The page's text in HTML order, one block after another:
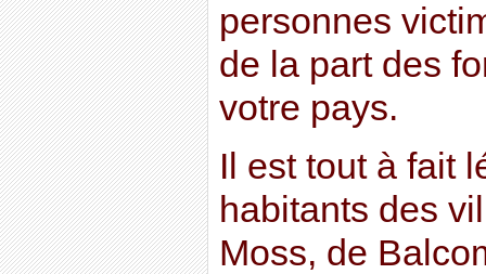
personnes
de la part des
votre pays.
Il est tout à fait
habitants des
Moss, de